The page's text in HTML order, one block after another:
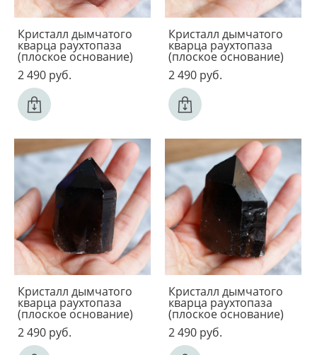
Кристалл дымчатого
кварца раухтопаза
(плоское основание)
2 490 pуб.
Кристалл дымчатого
кварца раухтопаза
(плоское основание)
2 490 pуб.
Кристалл дымчатого
кварца раухтопаза
(плоское основание)
2 490 pуб.
Кристалл дымчатого
кварца раухтопаза
(плоское основание)
2 490 pуб.